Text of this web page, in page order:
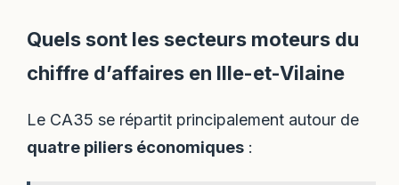
Quels sont les secteurs moteurs du
chiffre d’affaires en Ille-et-Vilaine
Le CA35 se répartit principalement autour de
quatre piliers économiques :